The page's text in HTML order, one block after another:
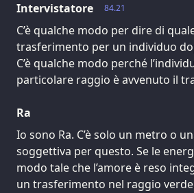
84.21
Intervistatore
C’è qualche modo per dire di
trasferimento per un individuo
C’è qualche modo perché
particolare raggio è avvenuto il
Ra
Io sono Ra. C’è solo un metro o
soggettiva per questo. Se le
modo tale che l’amore è reso
un trasferimento nel raggio